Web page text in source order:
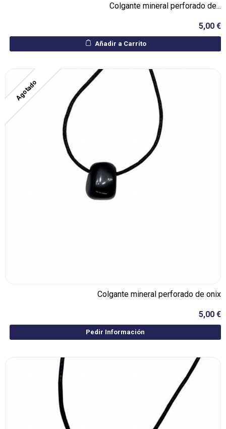
Colgante mineral perforado de...
5,00 €
Añadir a Carrito
Agotado
Colgante mineral perforado de onix
5,00 €
Pedir Información